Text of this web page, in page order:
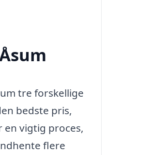
tre forskellige
bedste pris,
en vigtig proces,
flere